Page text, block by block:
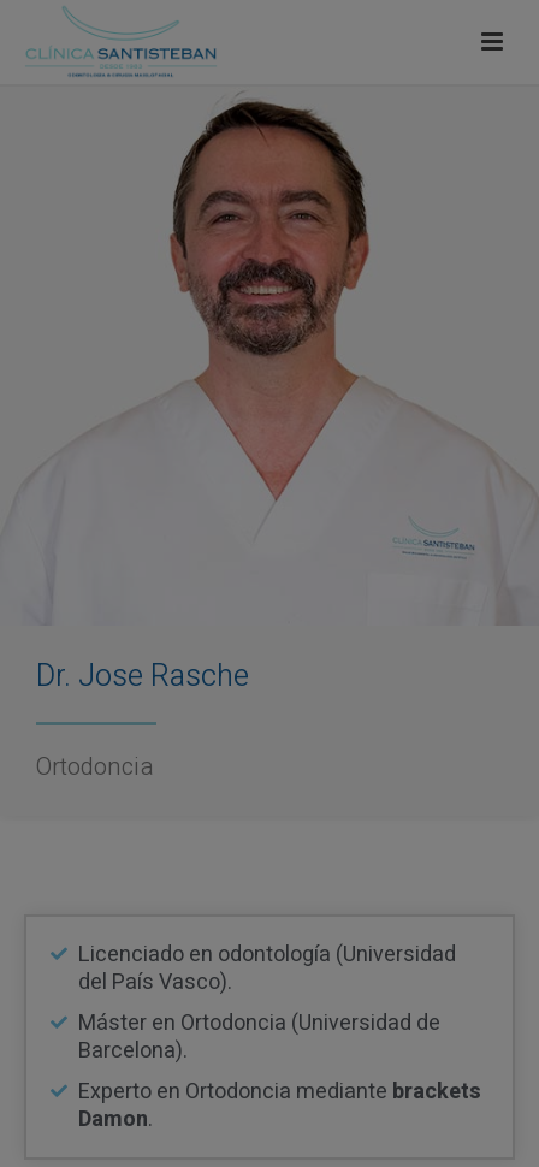
Dr. Jose Rasche
Ortodoncia
Licenciado en odontología (Universidad
del País Vasco).
Máster en Ortodoncia (Universidad de
Barcelona).
Experto en Ortodoncia mediante brackets
Damon.